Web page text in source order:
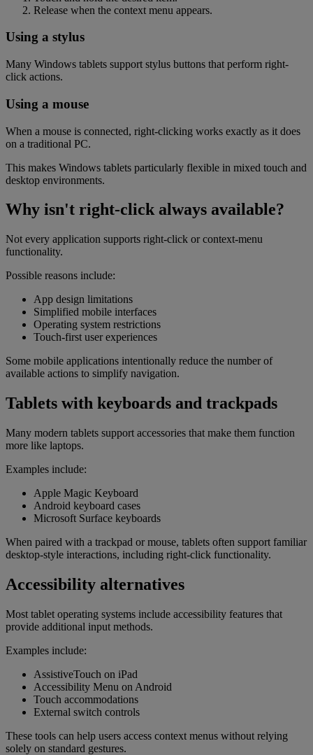
Release when the context menu appears.
Using a stylus
Many Windows tablets support stylus buttons that perform right-
click actions.
Using a mouse
When a mouse is connected, right-clicking works exactly as it does
on a traditional PC.
This makes Windows tablets particularly flexible in mixed touch and
desktop environments.
Why isn't right-click always available?
Not every application supports right-click or context-menu
functionality.
Possible reasons include:
App design limitations
Simplified mobile interfaces
Operating system restrictions
Touch-first user experiences
Some mobile applications intentionally reduce the number of
available actions to simplify navigation.
Tablets with keyboards and trackpads
Many modern tablets support accessories that make them function
more like laptops.
Examples include:
Apple Magic Keyboard
Android keyboard cases
Microsoft Surface keyboards
When paired with a trackpad or mouse, tablets often support familiar
desktop-style interactions, including right-click functionality.
Accessibility alternatives
Most tablet operating systems include accessibility features that
provide additional input methods.
Examples include:
AssistiveTouch on iPad
Accessibility Menu on Android
Touch accommodations
External switch controls
These tools can help users access context menus without relying
solely on standard gestures.